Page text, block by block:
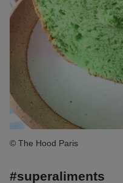
© The Hood Paris
#superaliments